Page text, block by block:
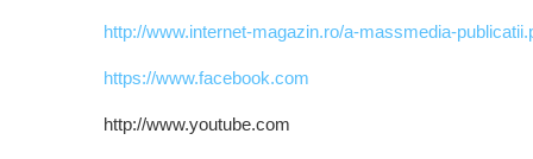
http://www.internet-magazin.ro/a-massmedia-
https://www.facebook.com
http://www.youtube.com